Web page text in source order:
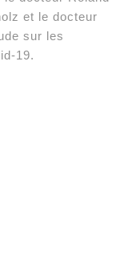
et le docteur
sur les
19.